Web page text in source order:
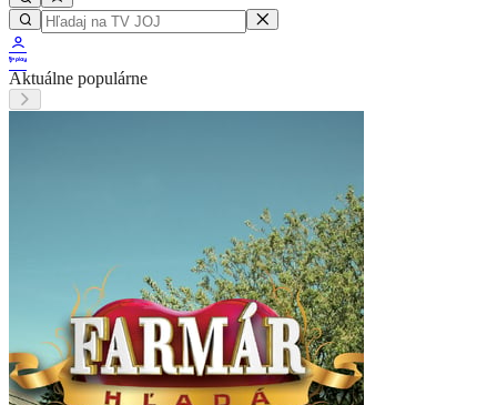
Aktuálne populárne